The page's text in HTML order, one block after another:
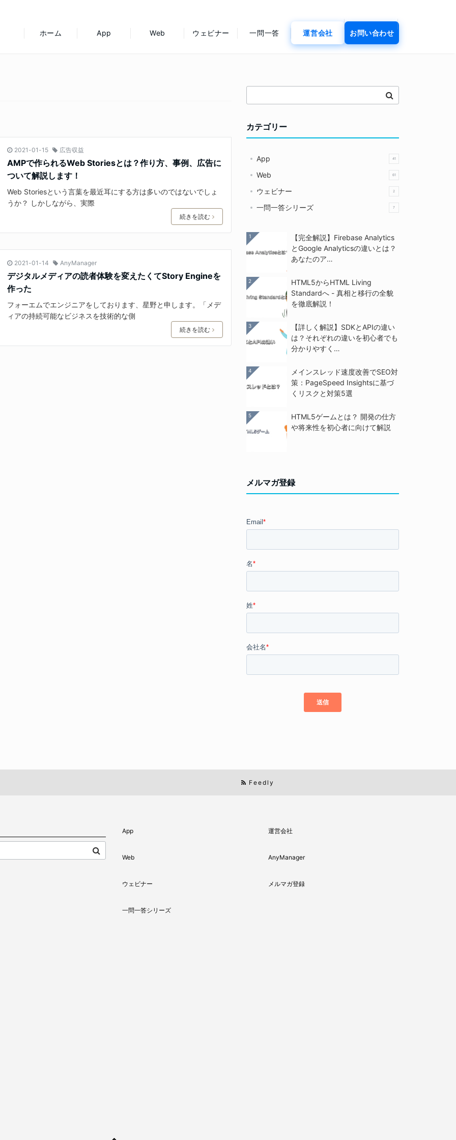
ホーム App Web ウェビナー 一問一答 運営会社 お問い合わせ
2021-01-15 広告収益
AMPで作られるWeb Storiesとは？作り方、事例、広告に
ついて解説します！
Web Storiesという言葉を最近耳にする方は多いのではないでしょ
うか？ しかしながら、実際
続きを読む
2021-01-14 AnyManager
デジタルメディアの読者体験を変えたくてStory Engineを
作った
フォーエムでエンジニアをしております、星野と申します。「メデ
ィアの持続可能なビジネスを技術的な側
続きを読む
カテゴリー
App 41
Web 61
ウェビナー 2
一問一答シリーズ 7
1
【完全解説】Firebase Analytics
とGoogle Analyticsの違いとは？
あなたのア…
2
HTML5からHTML Living
Standardへ - 真相と移行の全貌
を徹底解説！
3
【詳しく解説】SDKとAPIの違い
は？それぞれの違いを初心者でも
分かりやすく…
4
メインスレッド速度改善でSEO対
策：PageSpeed Insightsに基づ
くリスクと対策5選
5
HTML5ゲームとは？ 開発の仕方
や将来性を初心者に向けて解説
メルマガ登録
Feedly
App
Web
ウェビナー
一問一答シリーズ
運営会社
AnyManager
メルマガ登録